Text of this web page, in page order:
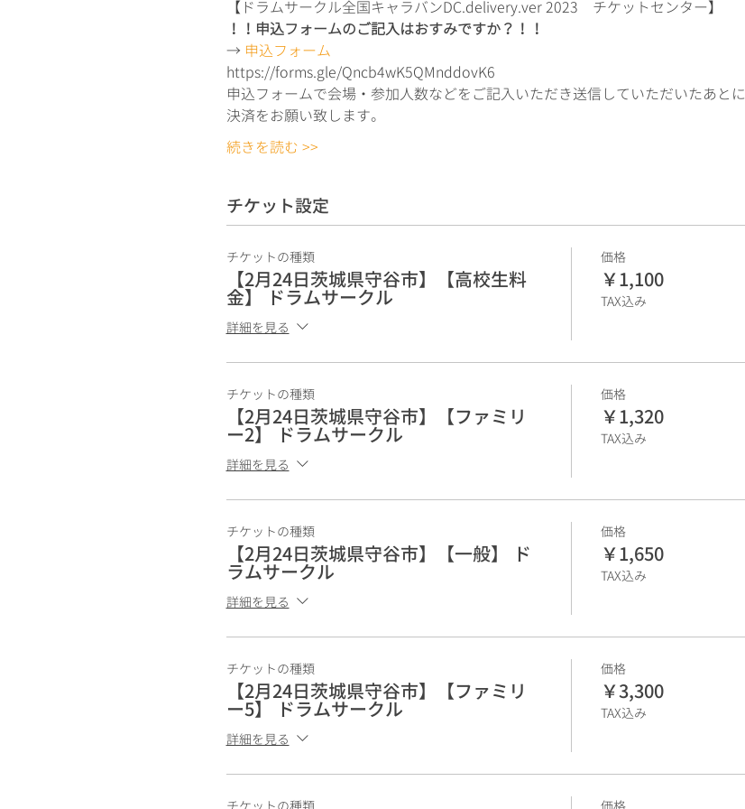
【ドラムサークル全国キャラバンDC.delivery.ver 2023　チケットセンター】
！！申込フォームのご記入はおすみですか？！！
→ 申込フォーム
https://forms.gle/Qncb4wK5QMnddovK6
申込フォームで会場・参加人数などをご記入いただき送信していただいたあとに
決済をお願い致します。
続きを読む >>
チケット設定
チケットの種類
【2月24日茨城県守谷市】【高校生料
金】 ドラムサークル
詳細を見る
価格
￥1,100
TAX込み
チケットの種類
【2月24日茨城県守谷市】【ファミリ
ー2】 ドラムサークル
詳細を見る
価格
￥1,320
TAX込み
チケットの種類
【2月24日茨城県守谷市】【一般】 ド
ラムサークル
詳細を見る
価格
￥1,650
TAX込み
チケットの種類
【2月24日茨城県守谷市】【ファミリ
ー5】 ドラムサークル
詳細を見る
価格
￥3,300
TAX込み